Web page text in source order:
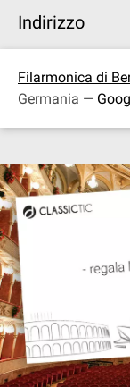
Indirizzo
Filarmonica di
Germania —